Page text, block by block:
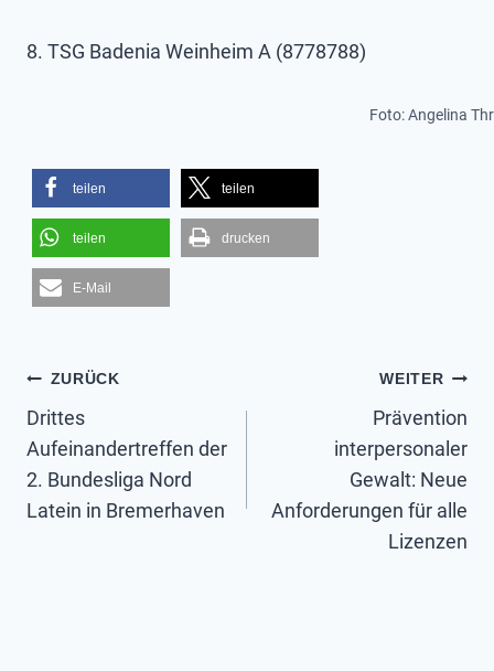
8. TSG Badenia Weinheim A (8778788)
Foto: Angelina
teilen teilen
teilen drucken
E-Mail
Beitragsnavigation
ZURÜCK
Drittes
Aufeinandertreffen der
2. Bundesliga Nord
Latein in Bremerhaven
WEITER
Prävention
interpersonaler
Gewalt: Neue
Anforderungen für alle
Lizenzen